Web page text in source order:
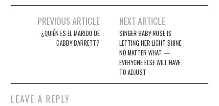
navigation
PREVIOUS ARTICLE
¿QUIÉN ES EL MARIDO DE
GABBY BARRETT?
NEXT ARTICLE
SINGER BABY ROSE IS
LETTING HER LIGHT SHINE
NO MATTER WHAT —
EVERYONE ELSE WILL HAVE
TO ADJUST
LEAVE A REPLY